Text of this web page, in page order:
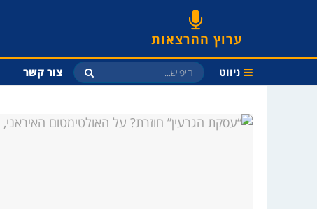
ערוץ ההרצאות
ניווט צור קשר